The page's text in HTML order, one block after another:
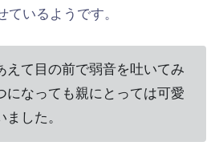
いるようです。
えて目の前で弱音を吐いてみ
になっても親にとっては可愛
した。